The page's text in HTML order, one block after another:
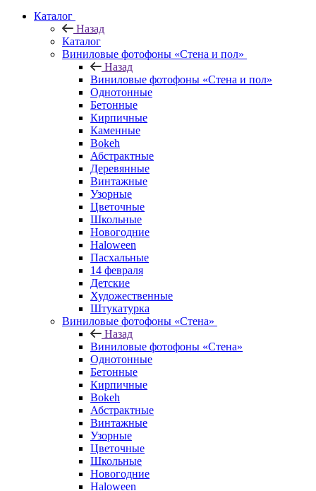
Каталог
Назад
Каталог
Виниловые фотофоны «Стена и пол»
Назад
Виниловые фотофоны «Стена и пол»
Однотонные
Бетонные
Кирпичные
Каменные
Bokeh
Абстрактные
Деревянные
Винтажные
Узорные
Цветочные
Школьные
Новогодние
Haloween
Пасхальные
14 февраля
Детские
Художественные
Штукатурка
Виниловые фотофоны «Стена»
Назад
Виниловые фотофоны «Стена»
Однотонные
Бетонные
Кирпичные
Bokeh
Абстрактные
Винтажные
Узорные
Цветочные
Школьные
Новогодние
Haloween